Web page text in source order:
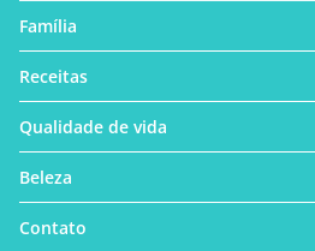
Família
Receitas
Qualidade de vida
Beleza
Contato